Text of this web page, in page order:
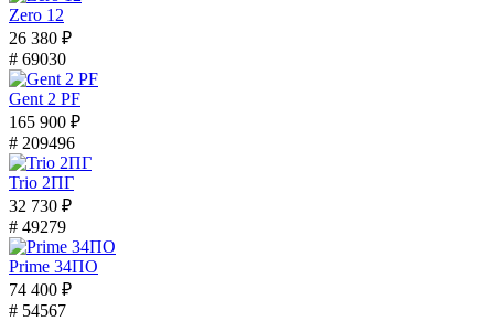
Zero 12
26 380 ₽
# 69030
Gent 2 PF
165 900 ₽
# 209496
Trio 2ПГ
32 730 ₽
# 49279
Prime 34ПО
74 400 ₽
# 54567